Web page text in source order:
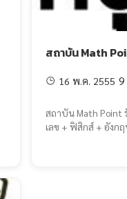
สถาบัน Math
16 พ.ค. 2555 9
สถาบัน Math Point
เลข + ฟิสิกส์ + อังก